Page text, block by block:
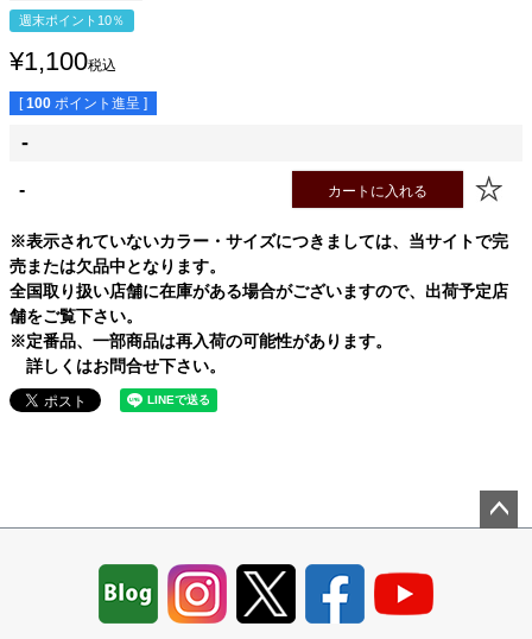
週末ポイント10％
¥1,100税込
[ 100 ポイント進呈 ]
-
- カートに入れる
※表示されていないカラー・サイズにつきましては、当サイトで完
売または欠品中となります。
全国取り扱い店舗に在庫がある場合がございますので、出荷予定店
舗をご覧下さい。
※定番品、一部商品は再入荷の可能性があります。
詳しくはお問合せ下さい。